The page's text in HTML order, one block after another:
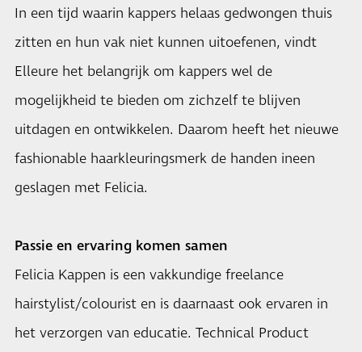
In een tijd waarin kappers helaas gedwongen thuis
zitten en hun vak niet kunnen uitoefenen, vindt
Elleure het belangrijk om kappers wel de
mogelijkheid te bieden om zichzelf te blijven
uitdagen en ontwikkelen. Daarom heeft het nieuwe
fashionable haarkleuringsmerk de handen ineen
geslagen met Felicia.
Passie en ervaring komen samen
Felicia Kappen is een vakkundige freelance
hairstylist/colourist en is daarnaast ook ervaren in
het verzorgen van educatie. Technical Product